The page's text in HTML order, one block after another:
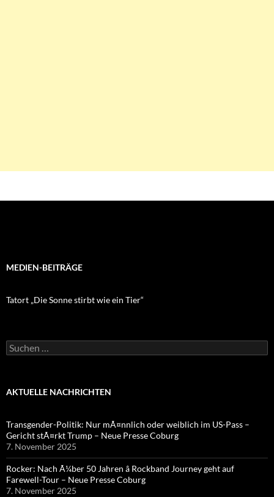
MEDIEN-BEITRÄGE
Tatort „Die Sonne stirbt wie ein Tier“
Suchen
nach:
AKTUELLE NACHRICHTEN
Transgender-Politik: Nur mÃ¤nnlich oder weiblich im US-Pass –
Gericht stÃ¤rkt Trump – Neue Presse Coburg
7. November 2025
Rocker: Nach Ã¼ber 50 Jahren â Rockband Journey geht auf
Farewell-Tour – Neue Presse Coburg
7. November 2025